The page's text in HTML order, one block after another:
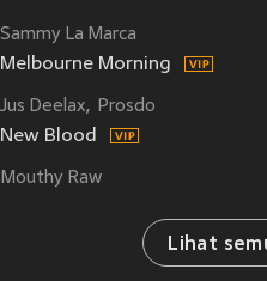
Sammy La Marca
Melbourne Morning
Jus Deelax Prosdo
New Blood
Mouthy Raw
Lihat